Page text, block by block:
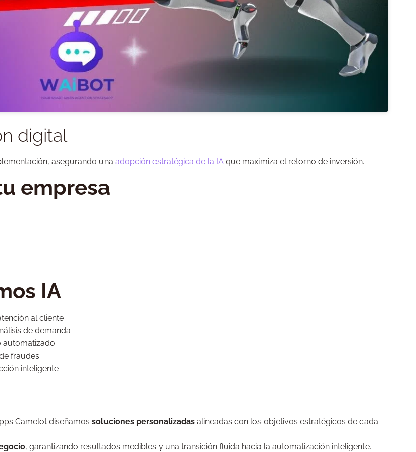
digital
asegurando una adopción estratégica de la IA que maximiza el retorno de inversión.
empresa
IA
al cliente
de demanda
automatizado
fraudes
inteligente
Camelot diseñamos soluciones personalizadas alineadas con los objetivos estratégicos de cada
, garantizando resultados medibles y una transición fluida hacia la automatización inteligente.